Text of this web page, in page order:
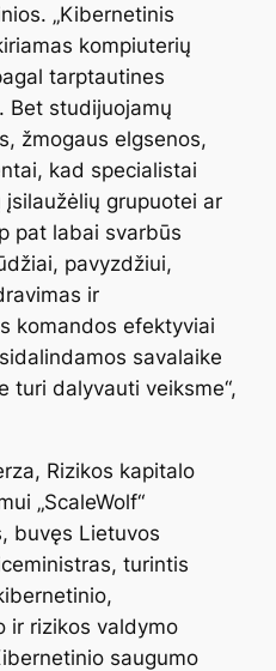
„Kibernetinis
kompiuterių
tarptautines
Bet studijuojamų
žmogaus elgsenos,
kad specialistai
grupuotei ar
pat labai svarbūs
pavyzdžiui,
ir
komandos efektyviai
savalaike
turi dalyvauti veiksme“,
Rizikos kapitalo
„ScaleWolf“
buvęs Lietuvos
turintis
ir rizikos valdymo
saugumo